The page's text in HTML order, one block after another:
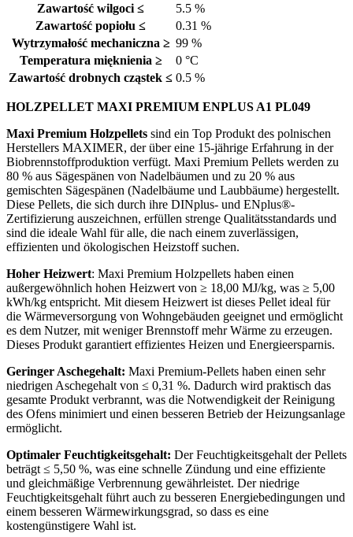
Zawartość wilgoci ≤
5.5 %
Zawartość popiołu ≤
0.31 %
Wytrzymałość mechaniczna ≥ 99 %
Temperatura mięknienia ≥
0 °C
Zawartość drobnych cząstek ≤ 0.5 %
HOLZPELLET MAXI PREMIUM ENPLUS A1 PL049
Maxi Premium Holzpellets sind ein Top Produkt des polnischen
Herstellers MAXIMER, der über eine 15-jährige Erfahrung in der
Biobrennstoffproduktion verfügt. Maxi Premium Pellets werden zu
80 % aus Sägespänen von Nadelbäumen und zu 20 % aus
gemischten Sägespänen (Nadelbäume und Laubbäume) hergestellt.
Diese Pellets, die sich durch ihre DINplus- und ENplus®-
Zertifizierung auszeichnen, erfüllen strenge Qualitätsstandards und
sind die ideale Wahl für alle, die nach einem zuverlässigen,
effizienten und ökologischen Heizstoff suchen.
Hoher Heizwert: Maxi Premium Holzpellets haben einen
außergewöhnlich hohen Heizwert von ≥ 18,00 MJ/kg, was ≥ 5,00
kWh/kg entspricht. Mit diesem Heizwert ist dieses Pellet ideal für
die Wärmeversorgung von Wohngebäuden geeignet und ermöglicht
es dem Nutzer, mit weniger Brennstoff mehr Wärme zu erzeugen.
Dieses Produkt garantiert effizientes Heizen und Energieersparnis.
Geringer Aschegehalt: Maxi Premium-Pellets haben einen sehr
niedrigen Aschegehalt von ≤ 0,31 %. Dadurch wird praktisch das
gesamte Produkt verbrannt, was die Notwendigkeit der Reinigung
des Ofens minimiert und einen besseren Betrieb der Heizungsanlage
ermöglicht.
Optimaler Feuchtigkeitsgehalt: Der Feuchtigkeitsgehalt der Pellets
beträgt ≤ 5,50 %, was eine schnelle Zündung und eine effiziente
und gleichmäßige Verbrennung gewährleistet. Der niedrige
Feuchtigkeitsgehalt führt auch zu besseren Energiebedingungen und
einem besseren Wärmewirkungsgrad, so dass es eine
kostengünstigere Wahl ist.